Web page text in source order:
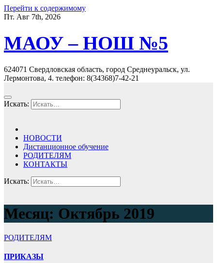
Перейти к содержимому
Пт. Авг 7th, 2026
МАОУ – НОШ №5
624071 Свердловская область, город Среднеуральск, ул.
Лермонтова, 4. телефон: 8(34368)7-42-21
Искать:
НОВОСТИ
Дистанционное обучение
РОДИТЕЛЯМ
КОНТАКТЫ
Искать:
Месяц: Октябрь 2019
РОДИТЕЛЯМ
ПРИКАЗЫ